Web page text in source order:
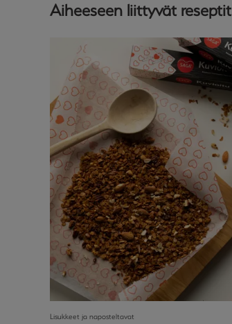
Aiheeseen liittyvät reseptit
Lisukkeet ja naposteltavat